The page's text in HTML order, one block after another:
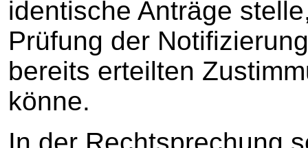
identische Anträge
Prüfung der
bereits erteilten
könne.
In der Rechtsprechung